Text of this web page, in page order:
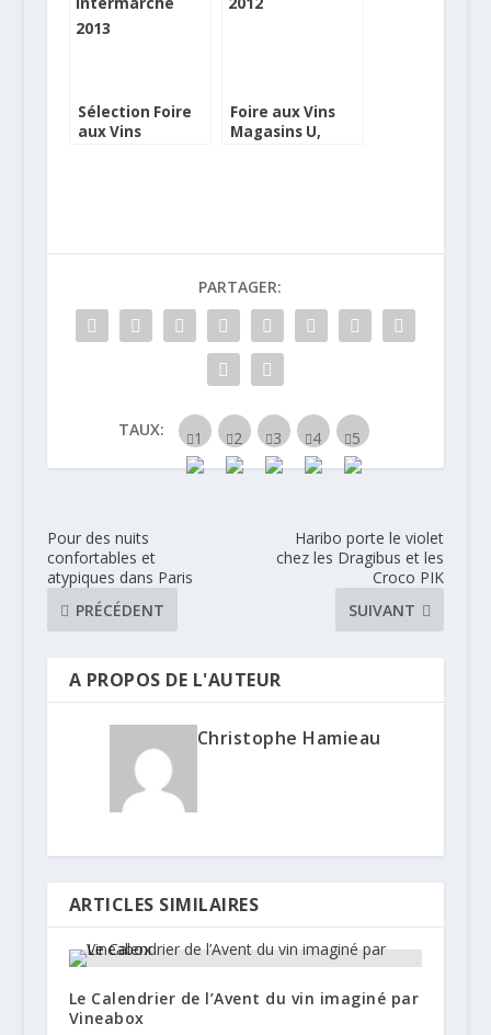
Sélection Foire
aux Vins
Foire aux Vins
Magasins U,
PARTAGER:
TAUX:
Pour des nuits
confortables et
atypiques dans Paris
PRÉCÉDENT
Haribo porte le violet
chez les Dragibus et les
Croco PIK
SUIVANT
A PROPOS DE L'AUTEUR
Christophe Hamieau
ARTICLES SIMILAIRES
Le Calendrier de l’Avent du vin imaginé par
Vineabox